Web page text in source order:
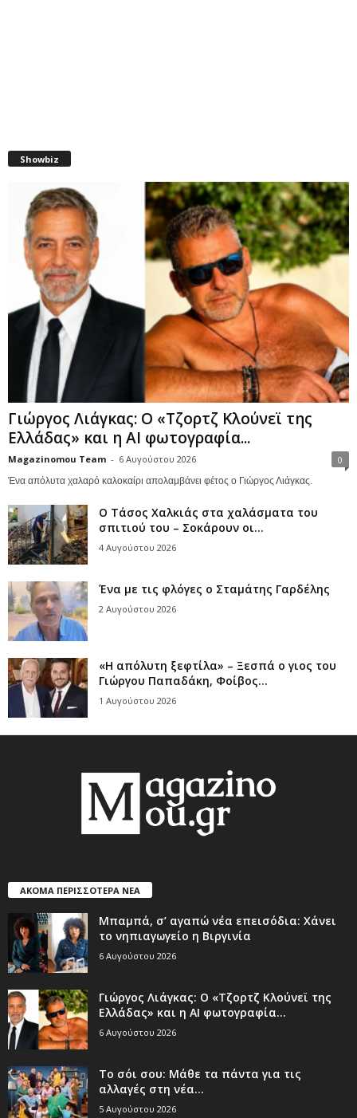
Showbiz
Γιώργος Λιάγκας: Ο «Τζορτζ Κλούνεϊ της
Ελλάδας» και η AI φωτογραφία...
Magazinomou Team - 6 Αυγούστου 2026 0
Ένα απόλυτα χαλαρό καλοκαίρι απολαμβάνει φέτος ο Γιώργος Λιάγκας.
Ο Τάσος Χαλκιάς στα χαλάσματα του
σπιτιού του – Σοκάρουν οι...
4 Αυγούστου 2026
Ένα με τις φλόγες ο Σταμάτης Γαρδέλης
2 Αυγούστου 2026
«Η απόλυτη ξεφτίλα» – Ξεσπά ο γιος του
Γιώργου Παπαδάκη, Φοίβος...
1 Αυγούστου 2026
ΑΚΟΜΑ ΠΕΡΙΣΣΟΤΕΡΑ ΝΕΑ
Μπαμπά, σ’ αγαπώ νέα επεισόδια: Χάνει
το νηπιαγωγείο η Βιργινία
6 Αυγούστου 2026
Γιώργος Λιάγκας: Ο «Τζορτζ Κλούνεϊ της
Ελλάδας» και η AI φωτογραφία...
6 Αυγούστου 2026
Το σόι σου: Μάθε τα πάντα για τις
αλλαγές στη νέα...
5 Αυγούστου 2026